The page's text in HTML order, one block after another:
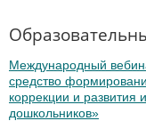
Международный
средство
коррекции и развития
дошкольников»